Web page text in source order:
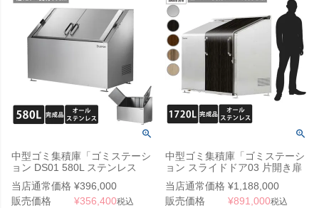
中型ゴミ集積庫「ゴミステーシ
ョン DS01 580L ステンレス
W1200×D600×1000mm」
（YHC）
当店通常価格 ¥396,000
販売価格
¥356,400税込
中型ゴミ集積庫「ゴミステーシ
ョン スライドドア03 片開き扉
ステンレス 1720L」 ※法人宛
配送限定（SN）
当店通常価格 ¥1,188,000
販売価格
¥891,000税込